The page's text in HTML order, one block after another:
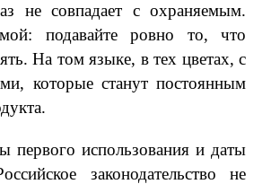
не совпадает с охраняемым.
подавайте ровно то, что
На том языке, в тех цветах, с
которые станут постоянным
первого использования и даты
законодательство не